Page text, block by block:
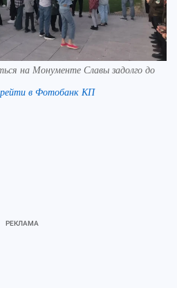
на Монументе Славы задолго до
в Фотобанк КП